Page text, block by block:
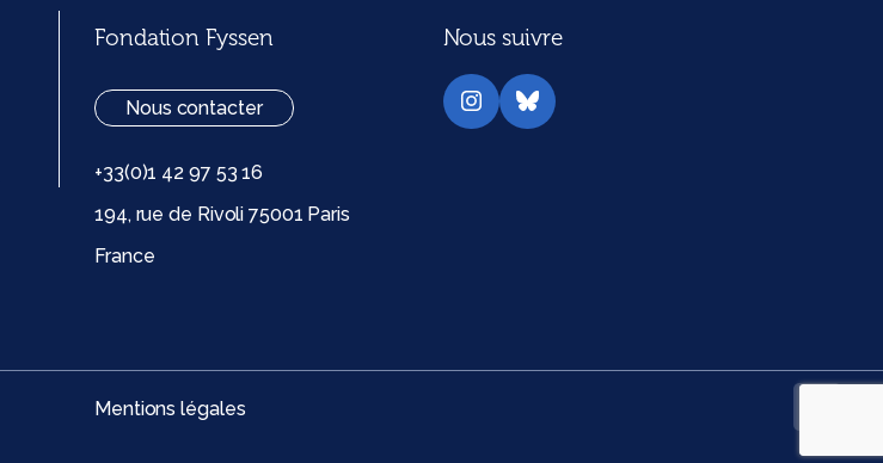
Fondation Fyssen
Nous contacter
+33(0)1 42 97 53 16
194, rue de Rivoli 75001 Paris
France
Nous suivre
Instagram
Bluesky
Mentions légales